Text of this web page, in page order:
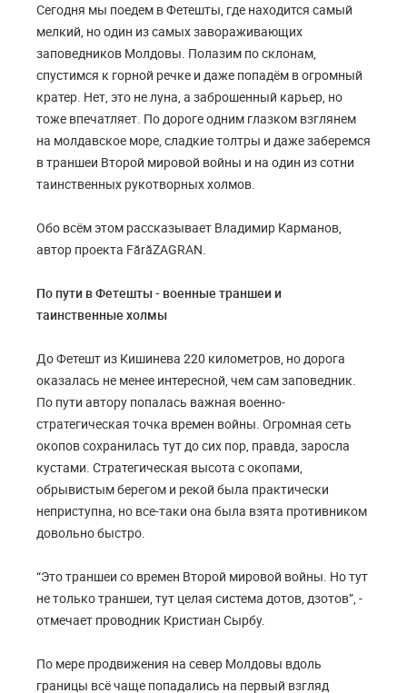
Сегодня мы поедем в Фетешты, где находится самый
мелкий, но один из самых завораживающих
заповедников Молдовы. Полазим по склонам,
спустимся к горной речке и даже попадём в огромный
кратер. Нет, это не луна, а заброшенный карьер, но
тоже впечатляет. По дороге одним глазком взглянем
на молдавское море, сладкие толтры и даже заберемся
в траншеи Второй мировой войны и на один из сотни
таинственных рукотворных холмов.
Обо всём этом рассказывает Владимир Карманов,
автор проекта FărăZAGRAN.
По пути в Фетешты - военные траншеи и
таинственные холмы
До Фетешт из Кишинева 220 километров, но дорога
оказалась не менее интересной, чем сам заповедник.
По пути автору попалась важная военно-
стратегическая точка времен войны. Огромная сеть
окопов сохранилась тут до сих пор, правда, заросла
кустами. Стратегическая высота с окопами,
обрывистым берегом и рекой была практически
неприступна, но все-таки она была взята противником
довольно быстро.
“Это траншеи со времен Второй мировой войны. Но тут
не только траншеи, тут целая система дотов, дзотов”, -
отмечает проводник Кристиан Сырбу.
По мере продвижения на север Молдовы вдоль
границы всё чаще попадались на первый взгляд